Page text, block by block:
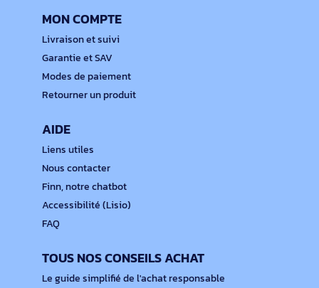
MON COMPTE
Livraison et suivi
Garantie et SAV
Modes de paiement
Retourner un produit
AIDE
Liens utiles
Nous contacter
Finn, notre chatbot
Accessibilité (Lisio)
FAQ
TOUS NOS CONSEILS ACHAT
Le guide simplifié de l'achat responsable